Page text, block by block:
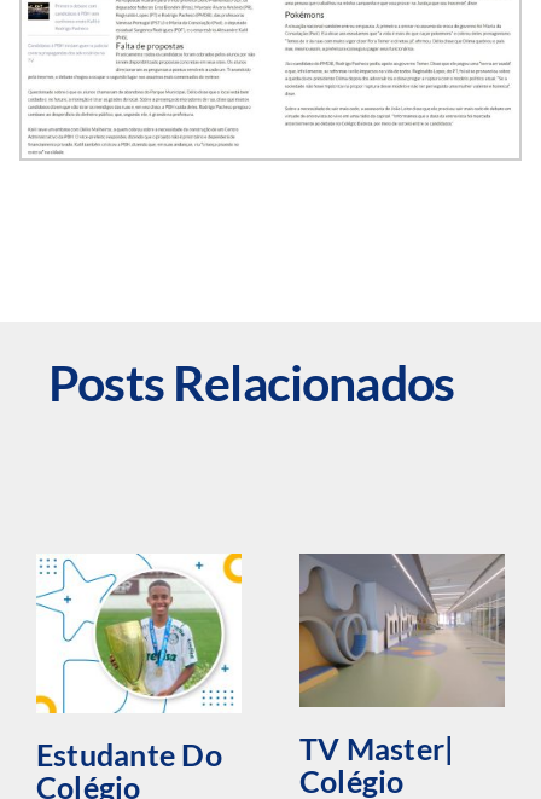
Posts Relacionados
Estudante Do
Colégio
TV Master|
Colégio